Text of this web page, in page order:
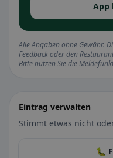
App
Alle Angaben ohne Gewähr.
Feedback oder den
Bitte nutzen Sie die
Eintrag verwalten
Stimmt etwas nicht
🐛